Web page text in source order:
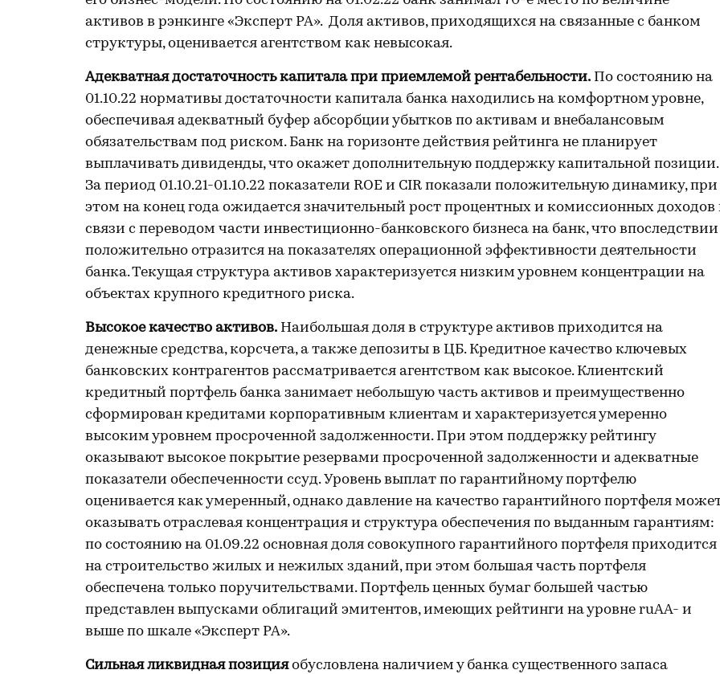
активов в рэнкинге «Эксперт РА». Доля активов, приходящихся на связанные с банком
структуры, оценивается агентством как невысокая.
Адекватная достаточность капитала при приемлемой рентабельности. По состоянию на
01.10.22 нормативы достаточности капитала банка находились на комфортном уровне,
обеспечивая адекватный буфер абсорбции убытков по активам и внебалансовым
обязательствам под риском. Банк на горизонте действия рейтинга не планирует
выплачивать дивиденды, что окажет дополнительную поддержку капитальной позиции.
За период 01.10.21-01.10.22 показатели ROE и CIR показали положительную динамику, при
этом на конец года ожидается значительный рост процентных и комиссионных доходов
связи с переводом части инвестиционно-банковского бизнеса на банк, что впоследствии
положительно отразится на показателях операционной эффективности деятельности
банка. Текущая структура активов характеризуется низким уровнем концентрации на
объектах крупного кредитного риска.
Высокое качество активов. Наибольшая доля в структуре активов приходится на
денежные средства, корсчета, а также депозиты в ЦБ. Кредитное качество ключевых
банковских контрагентов рассматривается агентством как высокое. Клиентский
кредитный портфель банка занимает небольшую часть активов и преимущественно
сформирован кредитами корпоративным клиентам и характеризуется умеренно
высоким уровнем просроченной задолженности. При этом поддержку рейтингу
оказывают высокое покрытие резервами просроченной задолженности и адекватные
показатели обеспеченности ссуд. Уровень выплат по гарантийному портфелю
оценивается как умеренный, однако давление на качество гарантийного портфеля
оказывать отраслевая концентрация и структура обеспечения по выданным гарантиям:
по состоянию на 01.09.22 основная доля совокупного гарантийного портфеля приходится
на строительство жилых и нежилых зданий, при этом большая часть портфеля
обеспечена только поручительствами. Портфель ценных бумаг большей частью
представлен выпусками облигаций эмитентов, имеющих рейтинги на уровне ruAA- и
выше по шкале «Эксперт РА».
Сильная ликвидная позицияобусловлена наличием у банка существенного запаса